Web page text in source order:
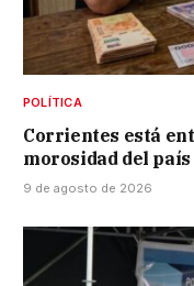
POLÍTICA
Corrientes está
morosidad del país
9 de agosto de 2026